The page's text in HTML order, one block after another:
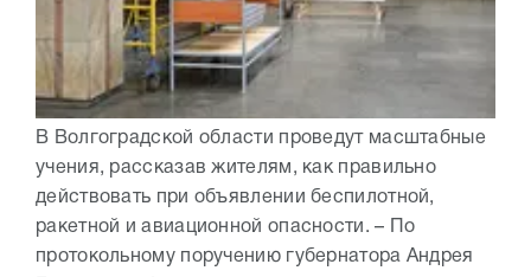
В Волгоградской области проведут масштабные
учения, рассказав жителям, как правильно
действовать при объявлении беспилотной,
ракетной и авиационной опасности. – По
протокольному поручению губернатора Андрея